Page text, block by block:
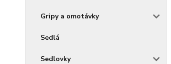
Gripy a omotávky
Sedlá
Sedlovky